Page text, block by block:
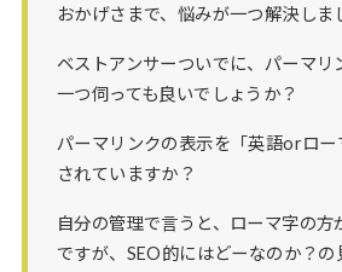
おかげさまで、悩みが一つ解決しま
ベストアンサーついでに、パーマリ
一つ伺っても良いでしょうか？
パーマリンクの表示を「英語orロー
されていますか？
自分の管理で言うと、ローマ字の方
ですが、SEO的にはどーなのか？